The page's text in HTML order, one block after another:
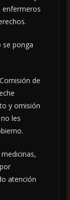
enfermeros
se ponga
de
y omisión
les
atención